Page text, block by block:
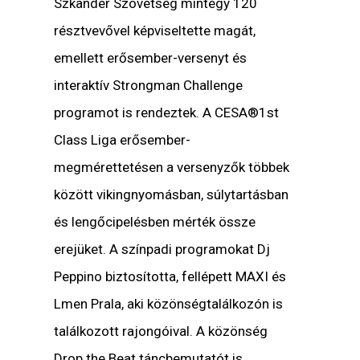
résztvevővel képviseltette magát,
emellett erősember-versenyt és
interaktív Strongman Challenge
programot is rendeztek. A CESA®1st
Class Liga erősember-
megmérettetésen a versenyzők többek
között vikingnyomásban, súlytartásban
és lengőcipelésben mérték össze
erejüket. A színpadi programokat Dj
Peppino biztosította, fellépett MAXI és
Lmen Prala, aki közönségtalálkozón is
találkozott rajongóival. A közönség